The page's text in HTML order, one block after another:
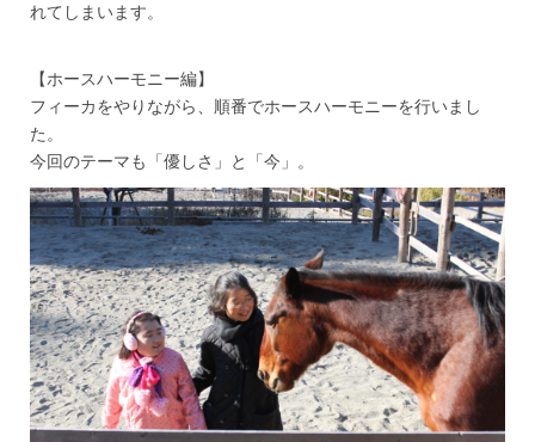
れてしまいます。
【ホースハーモニー編】
フィーカをやりながら、順番でホースハーモニーを行いまし
た。
今回のテーマも「優しさ」と「今」。